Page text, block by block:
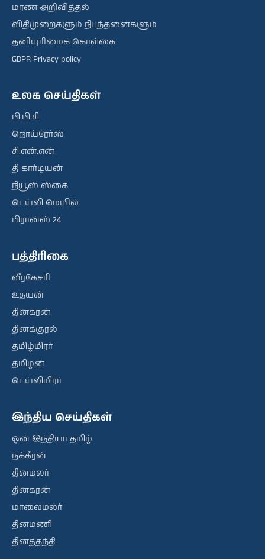
மரண அறிவித்தல்
விதிமுறைகளும் நிபந்தனைகளும்
தனியுரிமைக் கொள்கை
GDPR Privacy policy
உலக செய்திகள்
பி.பி.சி
றொய்ரேர்ஸ்
சி.என்.என்
தி கார்டியன்
நியூஸ் ஸ்கை
டெய்லி மெயில்
பிரான்ஸ் 24
பத்திரிகை
வீரகேசரி
உதயன்
தினகரன்
தினக்குரல்
தமிழ்மிரர்
தமிழன்
டெய்லிமிரர்
இந்திய செய்திகள்
ஒன் இந்தியா தமிழ்
நக்கீரன்
தினமலர்
தினகரன்
மாலைமலர்
தினமணி
தினத்தந்தி